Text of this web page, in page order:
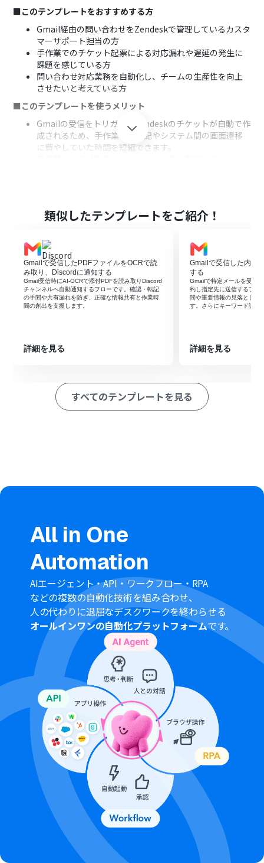
■このテンプレートをおすすめする方
Gmail経由の問い合わせをZendeskで管理しているカスタ
マーサポート担当の方
手作業でのチケット起票による対応漏れや遅延の発生に
課題を感じている方
問い合わせ対応業務を自動化し、チームの生産性を向上
させたいと考えている方
■このテンプレートを使うメリット
Gmailの受信をトリガーにZendeskのチケットが自動で作
成されるため、手作業での転記やシステム間の画面遷移
に費やしていた時間を短縮できます。
はじめに、GmailとZendeskをYoomと連携します。
ルを受信したら」アクションを設定します。
続いて、オペレーションでOCR機能の「テキストからデ
ータを抽出する」を設定し、受信したメールの本文から
必要な情報を抽出します。
最後に、オペレーションでZendeskの「チケットを作
成」を設定し、前のステップで抽出した情報を件名や詳
細にマッピングしてチケットを作成します。
ペレーション」：トリガー起動後、フロー内で処理を行うアク
ション
Gmailのトリガー設定では、フローを起動するきっかけと
なるメールのラベルを任意で指定できます。また、フロー
の起動間隔も設定可能です。
Zendeskでチケットを作成するアクションでは、利用し
■注意事項
Gmail、ZendeskのそれぞれとYoomを連携してくださ
い。
Zendeskはチームプラン・サクセスプランでのみご利用
いただけるアプリとなっております。フリープラン・ミニ
プランの場合は設定しているフローボットのオペレーシ
ョンやデータコネクトはエラーとなりますので、ご注意く
ださい。
チームプランやサクセスプランなどの有料プランは、2週
間の無料トライアルを行うことが可能です。無料トライア
ル中には制限対象のアプリを使用することができます。
トリガーは5分、10分、15分、30分、60分の間隔で起動
間隔を選択できます。
プランによって最短の起動間隔が異なりますので、ご注意
ください。
類似したテンプレートをご紹介！
Gmailで受信したPDFファイルをOCRで読
み取り、Discordに通知する
Gmail受信時にAI-OCRで添付PDFを読み取りDiscord
チャンネルへ自動通知するフローです。確認・転記
の手間や共有漏れを防ぎ、正確な情報共有と作業時
間の創出を支援します。
詳細を見る
Gmailで受信した内容
する
Gmailで特定メールを受信
約し指定先に送信するフロ
間や重要情報の見落としを
す。さらにキーワード設定
詳細を見る
すべてのテンプレートを見る
All in One
Automation
AIエージェント・API・ワークフロー・RPA
などの複数の自動化技術を組み合わせ、
人の代わりに退屈なデスクワークを終わらせる
オールインワンの自動化プラットフォームです。